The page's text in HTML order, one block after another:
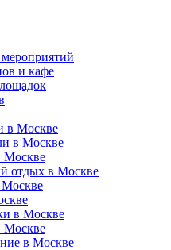
и кафе
в Москве
в Москве
Москве
отдых в Москве
Москве
в Москве
Москве
в Москве